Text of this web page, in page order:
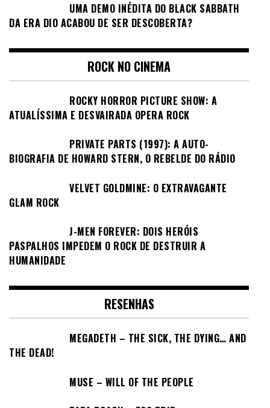
UMA DEMO INÉDITA DO BLACK SABBATH
DA ERA DIO ACABOU DE SER DESCOBERTA?
ROCK NO CINEMA
ROCKY HORROR PICTURE SHOW: A
ATUALÍSSIMA E DESVAIRADA OPERA ROCK
PRIVATE PARTS (1997): A AUTO-
BIOGRAFIA DE HOWARD STERN, O REBELDE DO RÁDIO
VELVET GOLDMINE: O EXTRAVAGANTE
GLAM ROCK
J-MEN FOREVER: DOIS HERÓIS
PASPALHOS IMPEDEM O ROCK DE DESTRUIR A
HUMANIDADE
RESENHAS
MEGADETH – THE SICK, THE DYING… AND
THE DEAD!
MUSE – WILL OF THE PEOPLE